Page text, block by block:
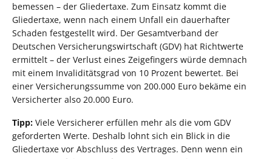
bemessen – der Gliedertaxe. Zum Einsatz kommt die
Gliedertaxe, wenn nach einem Unfall ein dauerhafter
Schaden festgestellt wird. Der Gesamtverband der
Deutschen Versicherungswirtschaft (GDV) hat Richtwerte
ermittelt – der Verlust eines Zeigefingers würde demnach
mit einem Invaliditätsgrad von 10 Prozent bewertet. Bei
einer Versicherungssumme von 200.000 Euro bekäme ein
Versicherter also 20.000 Euro.
Tipp: Viele Versicherer erfüllen mehr als die vom GDV
geforderten Werte. Deshalb lohnt sich ein Blick in die
Gliedertaxe vor Abschluss des Vertrages. Denn wenn ein